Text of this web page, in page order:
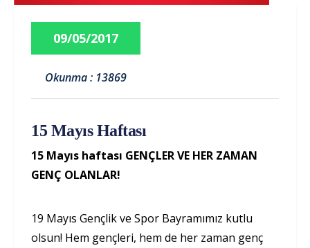
09/05/2017
Okunma : 13869
15 Mayıs Haftası
15 Mayıs haftası GENÇLER VE HER ZAMAN
GENÇ OLANLAR!
19 Mayıs Gençlik ve Spor Bayramımız kutlu
olsun! Hem gençleri, hem de her zaman genç